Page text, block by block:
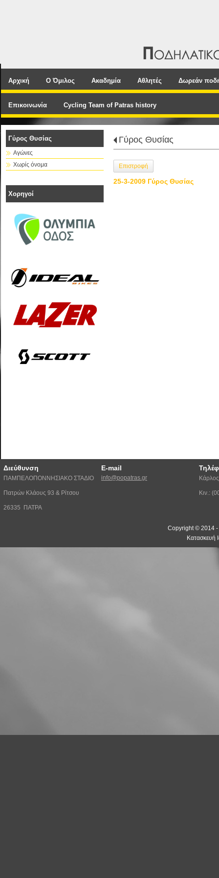
Αρχική Ο Όμιλος Ακαδημία Αθλητές Δωρεάν
Επικοινωνία Cycling Team of Patras history
Γύρος Θυσίας
Αγώνες
Χωρίς όνομα
Χορηγοί
Γύρος Θυσίας
Επιστροφή
25-3-2009 Γύρος Θυσίας
Διεύθυνση E-mail
ΠΑΜΠΕΛΟΠΟΝΝΗΣΙΑΚΟ ΣΤΑΔΙΟ
Πατρών Κλάους 93 & Ρίτσου
26335 ΠΑΤΡΑ
info@popatras.gr
Κιν.:
Copyright © 2014 -
Κατασκευή